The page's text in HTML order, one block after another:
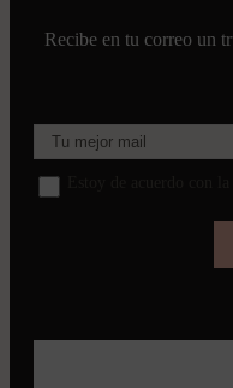
Recibe en tu correo un